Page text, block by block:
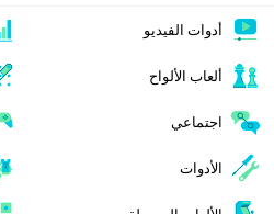
أدوات الفيديو
ألعاب الألواح
اجتماعي
الأدوات